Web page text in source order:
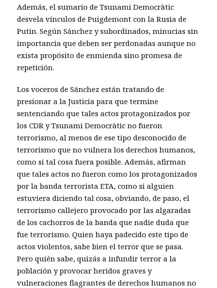
Además, el sumario de Tsunami Democràtic
desvela vínculos de Puigdemont con la Rusia de
Putin. Según Sánchez y subordinados, minucias sin
importancia que deben ser perdonadas aunque no
exista propósito de enmienda sino promesa de
repetición.
Los voceros de Sánchez están tratando de
presionar a la Justicia para que termine
sentenciando que tales actos protagonizados por
los CDR y Tsunami Democràtic no fueron
terrorismo, al menos de ese tipo desconocido de
terrorismo que no vulnera los derechos humanos,
como si tal cosa fuera posible. Además, afirman
que tales actos no fueron como los protagonizados
por la banda terrorista ETA, como si alguien
estuviera diciendo tal cosa, obviando, de paso, el
terrorismo callejero provocado por las algaradas
de los cachorros de la banda que nadie duda que
fue terrorismo. Quien haya padecido este tipo de
actos violentos, sabe bien el terror que se pasa.
Pero quién sabe, quizás a infundir terror a la
población y provocar heridos graves y
vulneraciones flagrantes de derechos humanos no